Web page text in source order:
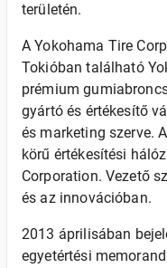
területén.
A Yokohama Tire
Tokióban található
prémium
gyártó és értékesítő
és marketing szerve.
körű értékesítési
Corporation. Vezető
és az innovációban.
2013 áprilisában
egyetértési